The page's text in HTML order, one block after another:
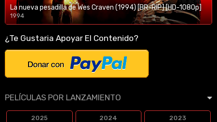
La nueva pesadilla de Wes Craven (1994) [BR-RIP] [HD-1080p]
1994
1080p/720p
¿Te Gustaria Apoyar El Contenido?
PELÍCULAS POR LANZAMIENTO
2025 2024 2023